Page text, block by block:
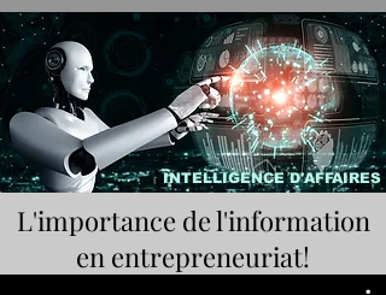
INTELLIGENCE D'AFFAIRES
L'importance de l'information
en entrepreneuriat!